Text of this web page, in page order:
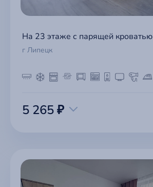
На 23 этаже с парящей кроватью
г Липецк
5 265 ₽